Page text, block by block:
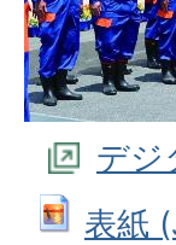
デジ
表紙